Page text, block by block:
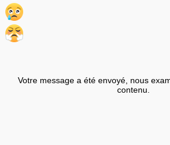
Votre message a été envoyé, nous
contenu.